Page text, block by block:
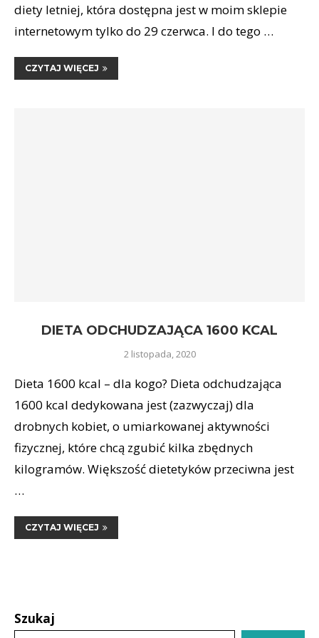
diety letniej, która dostępna jest w moim sklepie
internetowym tylko do 29 czerwca. I do tego …
CZYTAJ WIĘCEJ
DIETA ODCHUDZAJĄCA 1600 KCAL
2 listopada, 2020
Dieta 1600 kcal – dla kogo? Dieta odchudzająca
1600 kcal dedykowana jest (zazwyczaj) dla
drobnych kobiet, o umiarkowanej aktywności
fizycznej, które chcą zgubić kilka zbędnych
kilogramów. Większość dietetyków przeciwna jest
…
CZYTAJ WIĘCEJ
Szukaj